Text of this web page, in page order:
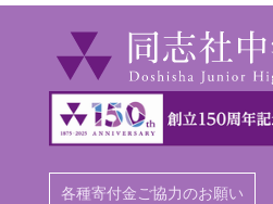
各種寄付金ご協力のお願い